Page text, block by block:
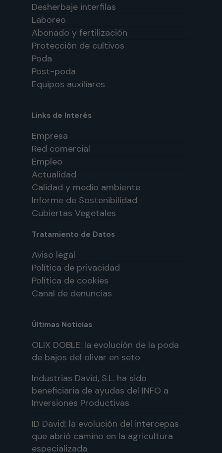
Desherbaje interfilas
Laboreo
Abonado y fertilización
Protección de cultivos
Poda
Post-poda
Equipos auxiliares
Links de Interés
Empresa
Red comercial
Empleo
Actualidad
Calidad y medio ambiente
Informe de Sostenibilidad
Cubiertas Vegetales
Tratamiento de Datos
Aviso legal
Política de privacidad
Política de cookies
Canal de denuncias
Últimas Noticias
OLIX DOBLE: la evolución de la poda
de bajos del olivar en seto
Industrias David, S.L. ha sido
beneficiaria de ayudas del INFO a
Inversiones Productivas
ID David: la evolución del intercepas
que abrió camino en la agricultura
especializada